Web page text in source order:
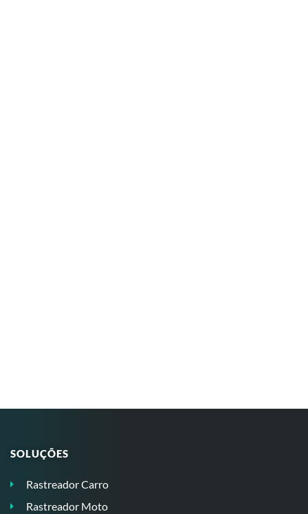
SOLUÇÕES
Rastreador Carro
Rastreador Moto